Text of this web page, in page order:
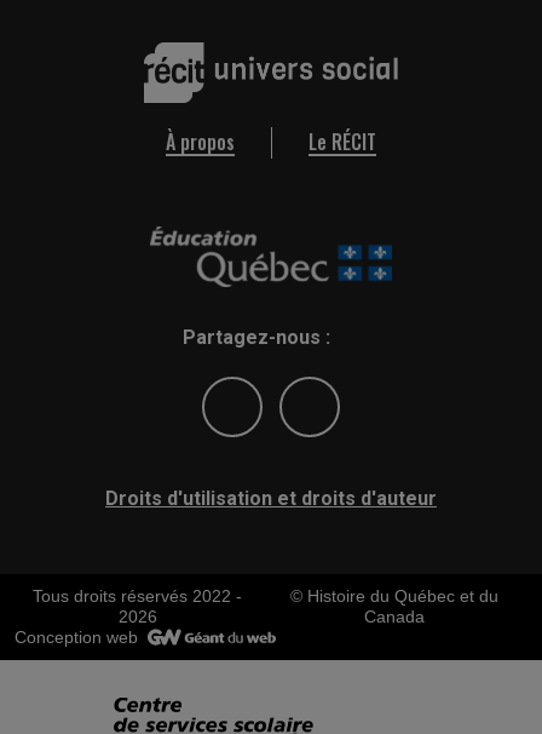
À propos Le RÉCIT
Partagez-nous :
Droits d'utilisation et droits d'auteur
Tous droits réservés 2022 -
2026
© Histoire du Québec et du
Canada
Conception web